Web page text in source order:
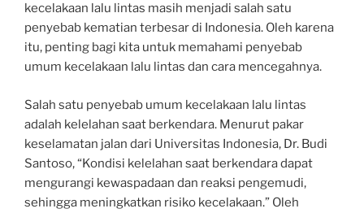
kecelakaan lalu lintas masih menjadi salah satu
penyebab kematian terbesar di Indonesia. Oleh karena
itu, penting bagi kita untuk memahami penyebab
umum kecelakaan lalu lintas dan cara mencegahnya.
Salah satu penyebab umum kecelakaan lalu lintas
adalah kelelahan saat berkendara. Menurut pakar
keselamatan jalan dari Universitas Indonesia, Dr. Budi
Santoso, “Kondisi kelelahan saat berkendara dapat
mengurangi kewaspadaan dan reaksi pengemudi,
sehingga meningkatkan risiko kecelakaan.” Oleh